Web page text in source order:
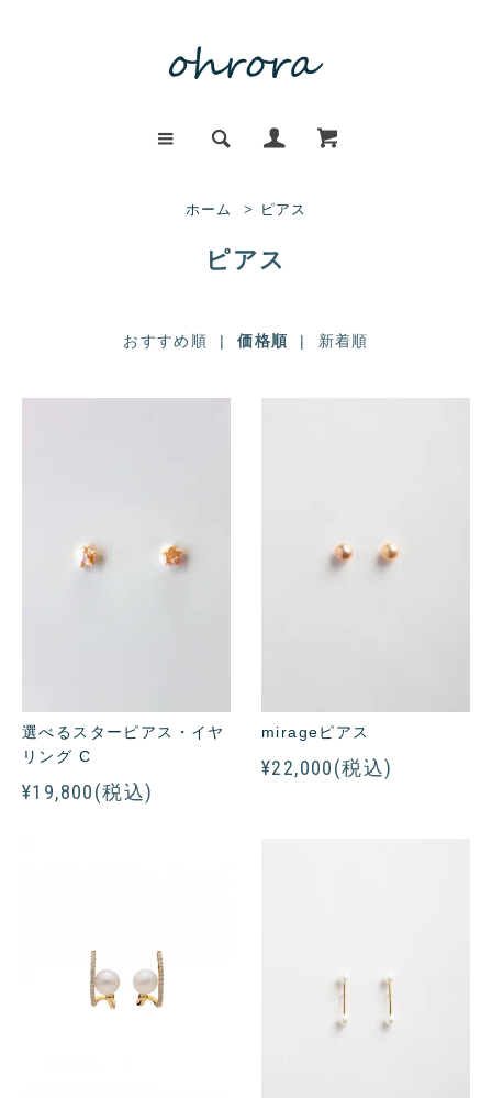
ホーム > ピアス
ピアス
おすすめ順 |価格順 | 新着順
選べるスターピアス・イヤ
リング C
¥19,800(税込)
mirageピアス
¥22,000(税込)